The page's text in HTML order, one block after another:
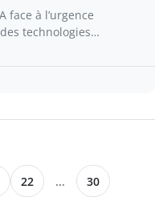
face à l’urgence
technologies…
22 ... 30